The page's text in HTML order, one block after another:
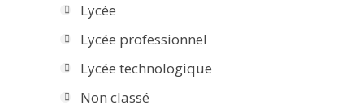
Lycée
Lycée professionnel
Lycée technologique
Non classé